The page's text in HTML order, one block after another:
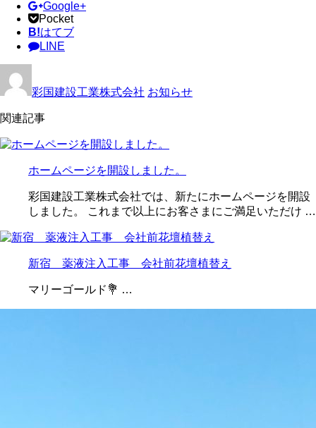
Google+
Pocket
B!はてブ
LINE
彩国建設工業株式会社 お知らせ
関連記事
ホームページを開設しました。
彩国建設工業株式会社では、新たにホームページを開設
しました。 これまで以上にお客さまにご満足いただけ …
新宿 薬液注入工事 会社前花壇植替え
マリーゴールド💐 …